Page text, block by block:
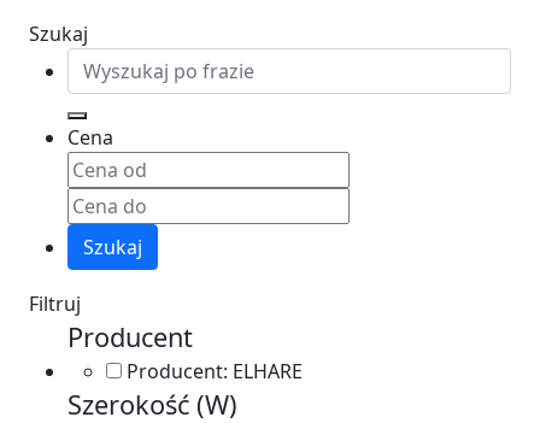
Szukaj
Cena
Szukaj
Filtruj
Producent
Producent: ELHARE
Szerokość (W)